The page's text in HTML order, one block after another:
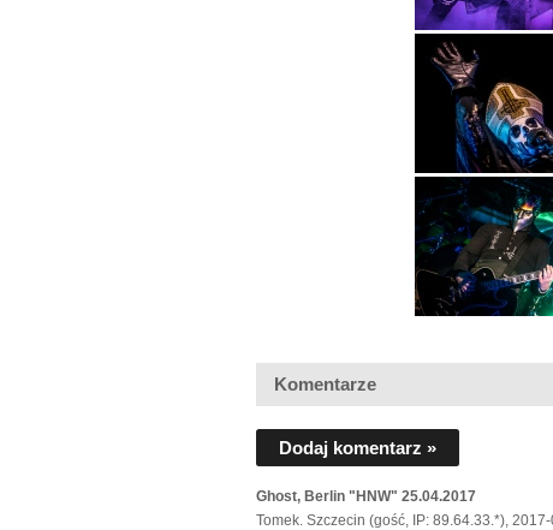
Komentarze
Dodaj komentarz »
Ghost, Berlin "HNW" 25.04.2017
Tomek. Szczecin (gość, IP: 89.64.33.*),